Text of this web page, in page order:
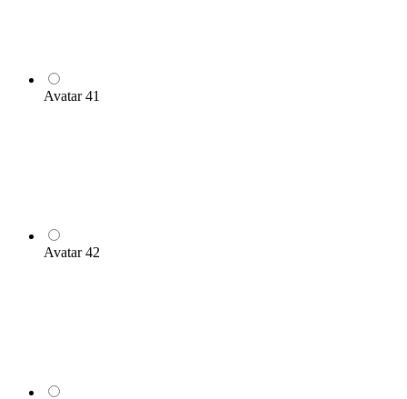
Avatar 41
Avatar 42